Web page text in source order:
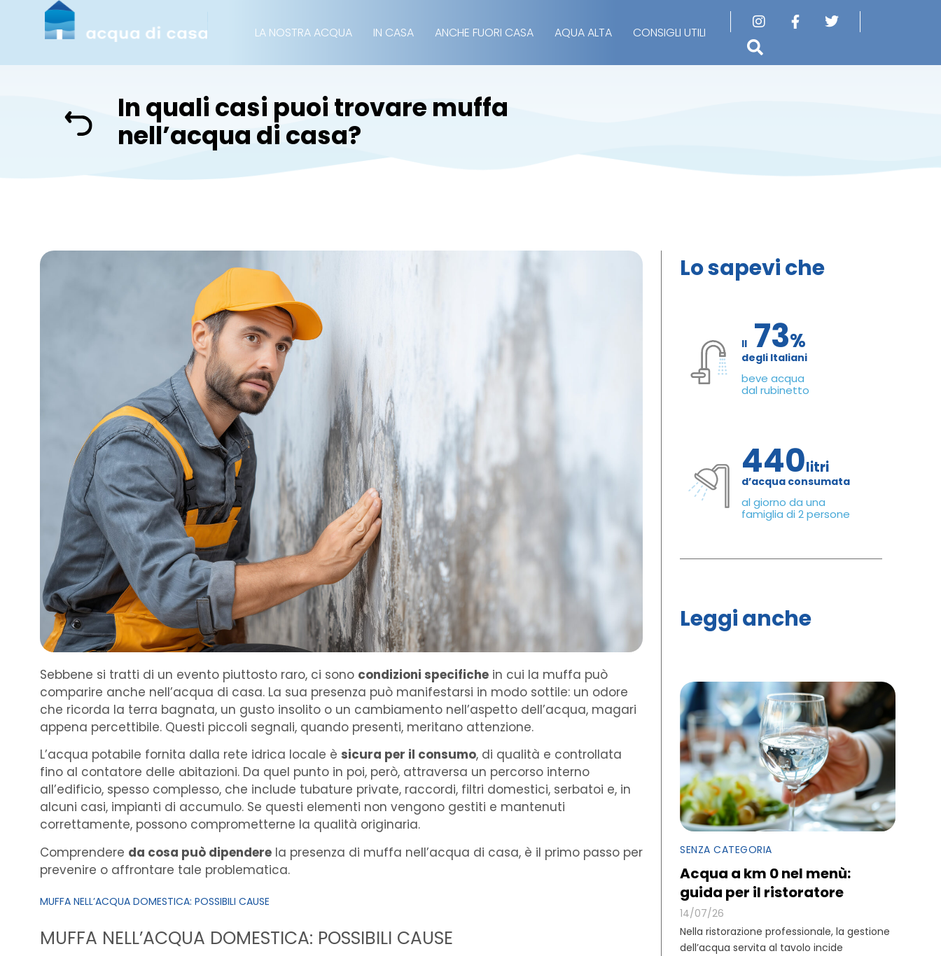
LA NOSTRA ACQUA IN CASA ANCHE FUORI CASA AQUA ALTA CONSIGLI UTILI
In quali casi puoi trovare muffa
nell’acqua di casa?
Sebbene si tratti di un evento piuttosto raro, ci sono condizioni specifiche in cui la muffa può
comparire anche nell’acqua di casa. La sua presenza può manifestarsi in modo sottile: un odore
che ricorda la terra bagnata, un gusto insolito o un cambiamento nell’aspetto dell’acqua, magari
appena percettibile. Questi piccoli segnali, quando presenti, meritano attenzione.
L’acqua potabile fornita dalla rete idrica locale è sicura per il consumo, di qualità e controllata
fino al contatore delle abitazioni. Da quel punto in poi, però, attraversa un percorso interno
all’edificio, spesso complesso, che include tubature private, raccordi, filtri domestici, serbatoi e, in
alcuni casi, impianti di accumulo. Se questi elementi non vengono gestiti e mantenuti
correttamente, possono comprometterne la qualità originaria.
Comprendere da cosa può dipendere la presenza di muffa nell’acqua di casa, è il primo passo per
prevenire o affrontare tale problematica.
MUFFA NELL’ACQUA DOMESTICA: POSSIBILI CAUSE
MUFFA NELL’ACQUA DOMESTICA: POSSIBILI CAUSE
Lo sapevi che
Il 73%
degli Italiani
beve acqua
dal rubinetto
440litri
d’acqua consumata
al giorno da una
famiglia di 2 persone
Leggi anche
SENZA CATEGORIA
Acqua a km 0 nel menù:
guida per il ristoratore
14/07/26
Nella ristorazione professionale, la gestione
dell’acqua servita al tavolo incide